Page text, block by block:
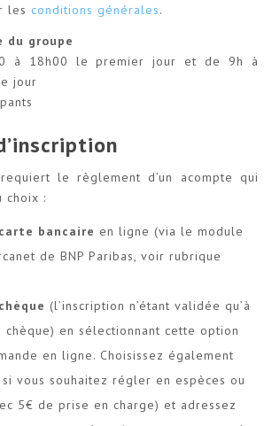
les conditions générales.
groupe
à 18h00 le premier jour et de 9h à
jour
le règlement d’un acompte qui
choix :
bancaire en ligne (via le module
de BNP Paribas, voir rubrique
(l’inscription n’étant validée qu’à
chèque) en sélectionnant cette option
en ligne. Choisissez également
vous souhaitez régler en espèces ou
5€ de prise en charge) et adressez